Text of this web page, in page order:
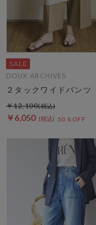
DOUX ARCHIVES
２タックワイドパンツ
￥6,050 50％OFF
￥12,100